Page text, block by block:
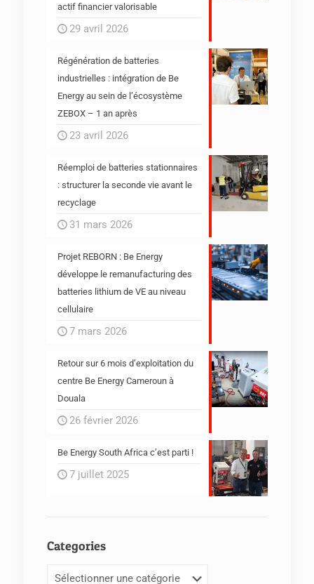
actif financier valorisable
29 avril 2026
Régénération de batteries
industrielles : intégration de Be
Energy au sein de l’écosystème
ZEBOX – 1 an après
23 avril 2026
Réemploi de batteries stationnaires
: structurer la seconde vie avant le
recyclage
31 mars 2026
Projet REBORN : Be Energy
développe le remanufacturing des
batteries lithium de VE au niveau
cellulaire
7 mars 2026
Retour sur 6 mois d’exploitation du
centre Be Energy Cameroun à
Douala
26 février 2026
Be Energy South Africa c’est parti !
7 juillet 2025
Categories
Categories